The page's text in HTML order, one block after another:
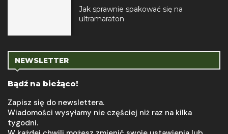
Jak sprawnie spakować się na
ultramaraton
NEWSLETTER
Bądź na bieżąco!
Zapisz się do newslettera.
Wiadomości wysyłamy nie częściej niż raz na kilka
tygodni.